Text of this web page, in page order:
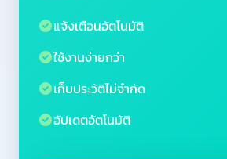
แจ้งเตือนอัตโนมัติ
ใช้งานง่ายกว่า
เก็บประวัติไม่จำกัด
อัปเดตอัตโนมัติ